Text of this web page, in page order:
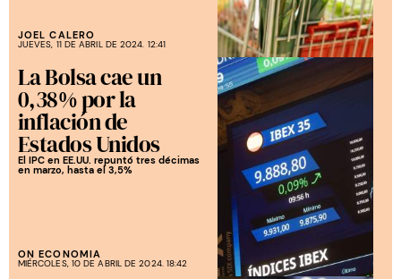
JOEL CALERO
JUEVES, 11 DE ABRIL DE 2024. 12:41
La Bolsa cae un
0,38% por la
inflación de
Estados Unidos
El IPC en EE.UU. repuntó tres décimas
en marzo, hasta el 3,5%
ON ECONOMIA
MIÉRCOLES, 10 DE ABRIL DE 2024. 18:42